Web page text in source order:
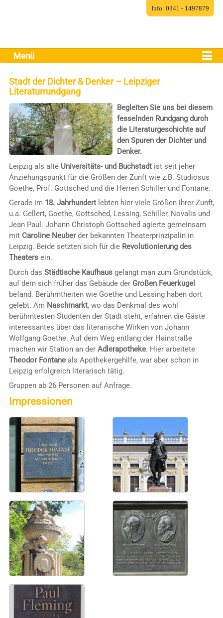
Menü
Stadt der Dichter & Denker – Leipziger
Literaturrundgang
Begleiten Sie uns bei diesem
fesselnden Rundgang durch
die Literaturgeschichte auf
den Spuren der Dichter und
Denker.
Leipzig als alte Universitäts- und Buchstadtist seit jeher
Anziehungspunkt für die Größen der Zunft wie z.B. Studiosus
Goethe, Prof. Gottsched und die Herren Schiller und Fontane.
Gerade im 18. Jahrhundertlebten hier viele Größen ihrer Zunft,
u.a. Gellert, Goethe, Gottsched, Lessing, Schiller, Novalis und
Jean Paul. Johann Christoph Gottsched agierte gemeinsam
mit Caroline Neuberder bekannten Theaterprinzipalin in
Leipzig. Beide setzten sich für die Revolutionierung des
Theatersein.
Durch das Städtische Kaufhausgelangt man zum Grundstück,
auf dem sich früher das Gebäude der Großen Feuerkugel
befand. Berühmtheiten wie Goethe und Lessing haben dort
gelebt. Am Naschmarkt, wo das Denkmal des wohl
berühmtesten Studenten der Stadt steht, erfahren die Gäste
interessantes über das literarische Wirken von Johann
Wolfgang Goethe. Auf dem Weg entlang der Hainstraße
machen wir Station an der Adlerapotheke. Hier arbeitete
Theodor Fontaneals Apothekergehilfe, war aber schon in
Leipzig erfolgreich literarisch tätig.
Gruppen ab 26 Personen auf Anfrage.
Impressionen
Info: 0341 - 1497879